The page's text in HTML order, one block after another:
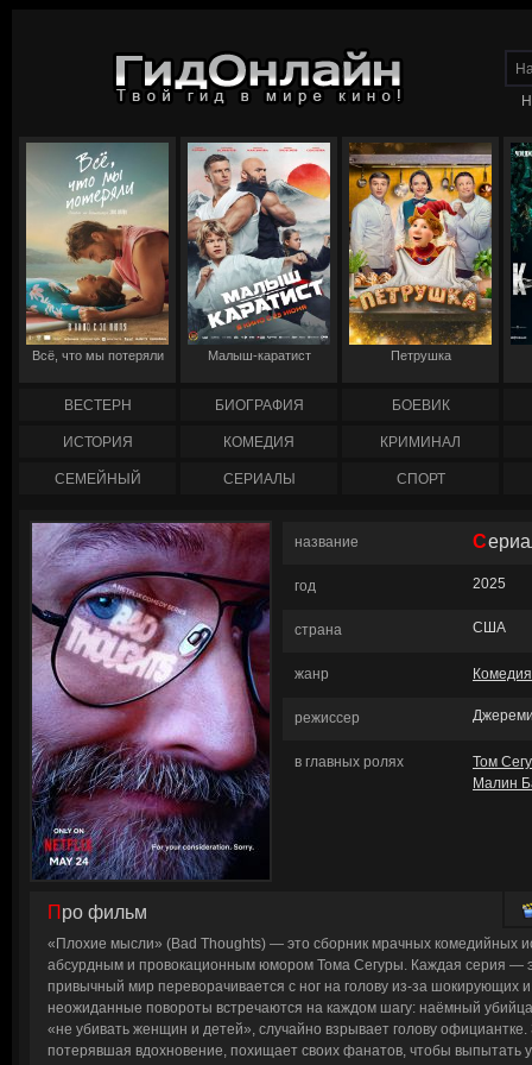
Всё, что мы потеряли Малыш-каратист Петрушка
ВЕСТЕРН БИОГРАФИЯ БОЕВИК
ИСТОРИЯ КОМЕДИЯ КРИМИНАЛ
СЕМЕЙНЫЙ СЕРИАЛЫ СПОРТ
название
год 2025
страна США
жанр Комедия
режиссер
в главных ролях
Том
Малин
Про фильм
«Плохие мысли» (Bad Thoughts) — это сборник мрачных комедийных
абсурдным и провокационным юмором Тома Сегуры. Каждая серия —
привычный мир переворачивается с ног на голову из-за шокирующих
неожиданные повороты встречаются на каждом шагу: наёмный
«не убивать женщин и детей», случайно взрывает голову официантке.
потерявшая вдохновение, похищает своих фанатов, чтобы